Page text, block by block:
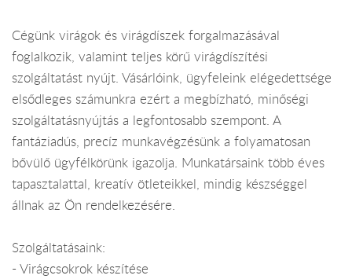
Cégünk virágok és virágdíszek forgalmazásával
foglalkozik, valamint teljes körű virágdíszítési
szolgáltatást nyújt. Vásárlóink, ügyfeleink elégedettsége
elsődleges számunkra ezért a megbízható, minőségi
szolgáltatásnyújtás a legfontosabb szempont. A
fantáziadús, precíz munkavégzésünk a folyamatosan
bővülő ügyfélkörünk igazolja. Munkatársaink több éves
tapasztalattal, kreatív ötleteikkel, mindig készséggel
állnak az Ön rendelkezésére.
Szolgáltatásaink:
- Virágcsokrok készítése